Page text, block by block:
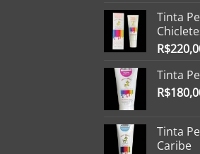
Tinta
R$
Tinta
R$
Tinta
Caribe